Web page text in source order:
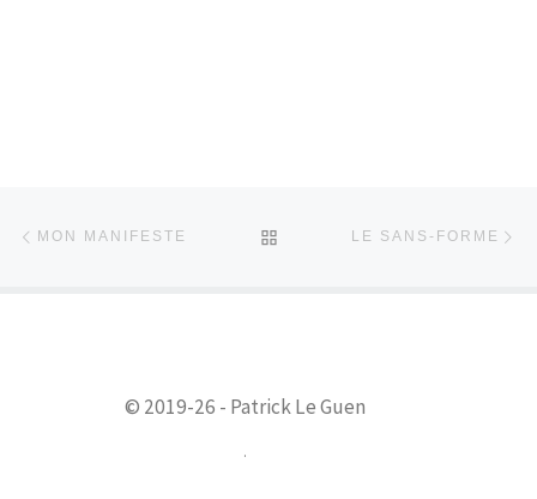
MON MANIFESTE RETOUR À LA LISTE DES
LE SANS-FORME
© 2019-26 - Patrick Le Guen
.